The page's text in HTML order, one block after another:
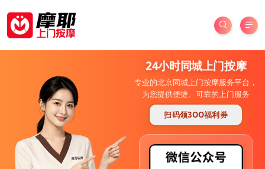
24小时同城上门按摩
专业的北京同城上门按摩服务平台，
为您提供便捷、可靠的上门服务
扫码领3OO福利券